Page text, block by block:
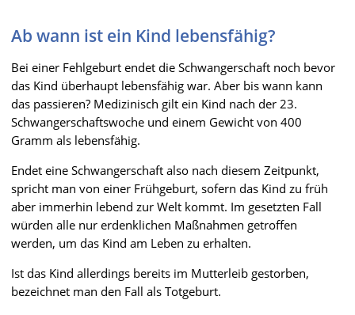
Ab wann ist ein Kind lebensfähig?
Bei einer Fehlgeburt endet die Schwangerschaft noch bevor
das Kind überhaupt lebensfähig war. Aber bis wann kann
das passieren? Medizinisch gilt ein Kind nach der 23.
Schwangerschaftswoche und einem Gewicht von 400
Gramm als lebensfähig.
Endet eine Schwangerschaft also nach diesem Zeitpunkt,
spricht man von einer Frühgeburt, sofern das Kind zu früh
aber immerhin lebend zur Welt kommt. Im gesetzten Fall
würden alle nur erdenklichen Maßnahmen getroffen
werden, um das Kind am Leben zu erhalten.
Ist das Kind allerdings bereits im Mutterleib gestorben,
bezeichnet man den Fall als Totgeburt.